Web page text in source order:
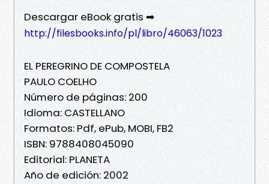
Descargar eBook gratis ➡
http://filesbooks.info/pl/libro/46063/1023
EL PEREGRINO DE COMPOSTELA
PAULO COELHO
Número de páginas: 200
Idioma: CASTELLANO
Formatos: Pdf, ePub, MOBI, FB2
ISBN: 9788408045090
Editorial: PLANETA
Año de edición: 2002